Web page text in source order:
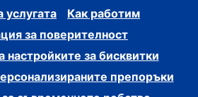
услугата
Как работим
за поверителност
настройките за бисквитки
препоръки